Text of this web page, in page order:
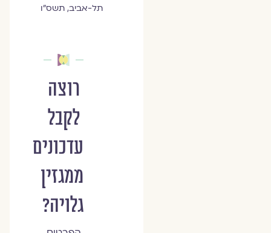
תל-אביב, תשס"ו
רוצה
לקבל
עדכונים
ממגזין
גלויה?